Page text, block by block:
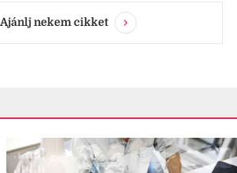
Ajánlj nekem cikket